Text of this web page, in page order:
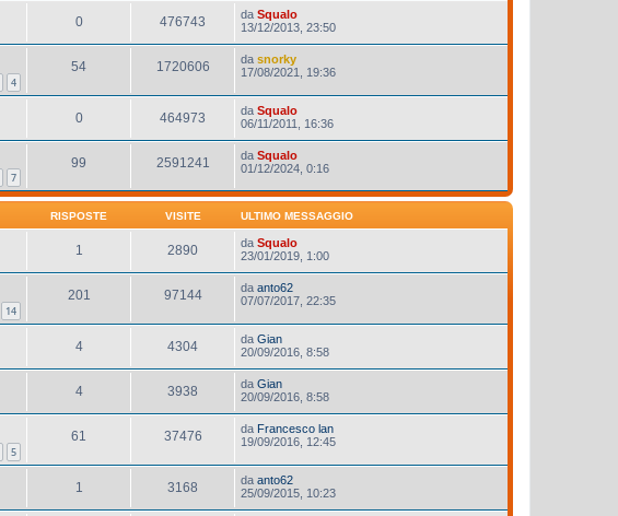
0 476743 da Squalo
13/12/2013, 23:50
4
54 1720606 da snorky
17/08/2021, 19:36
0 464973 da Squalo
06/11/2011, 16:36
7
99 2591241 da Squalo
01/12/2024, 0:16
RISPOSTE VISITE ULTIMO MESSAGGIO
1 2890 da Squalo
23/01/2019, 1:00
14
201 97144 da anto62
07/07/2017, 22:35
4 4304 da Gian
20/09/2016, 8:58
4 3938 da Gian
20/09/2016, 8:58
5
61 37476 da Francesco lan
19/09/2016, 12:45
1 3168 da anto62
25/09/2015, 10:23